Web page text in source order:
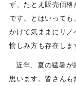
ず、たとえ販売価
です。とはいっても
かけて気ままにリノ
愉しみ方も存在しま
近年、夏の猛暑が
思います。皆さんも